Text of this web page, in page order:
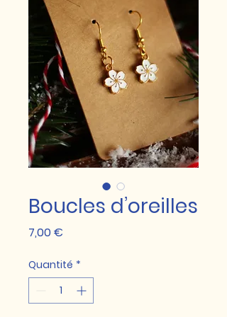
Boucles d’oreilles
7,00 €
Quantité *